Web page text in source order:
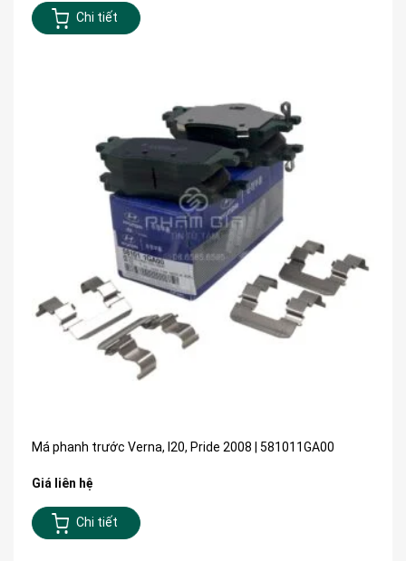
Chi tiết
Má phanh trước Verna, I20, Pride 2008 | 581011GA00
Giá liên hệ
Chi tiết